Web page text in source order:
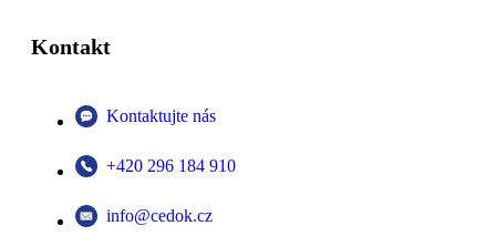
Kontakt
Kontaktujte nás
+420 296 184 910
info@cedok.cz